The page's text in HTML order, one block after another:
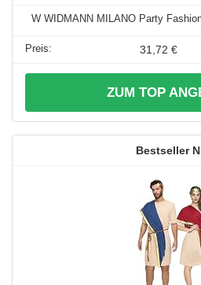
W WIDMANN MILANO Party
31,72 €
ZUM TOP